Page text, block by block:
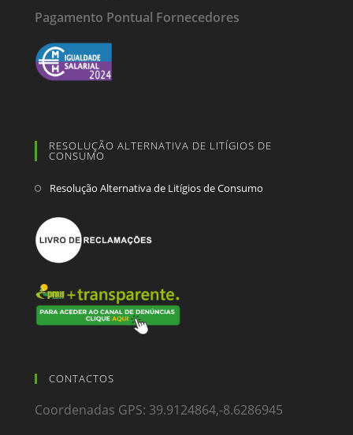
Pagamento Pontual Fornecedores
RESOLUÇÃO ALTERNATIVA DE LITÍGIOS DE
CONSUMO
Resolução Alternativa de Litígios de Consumo
CONTACTOS
Coordenadas GPS: 39.9124864,-8.6286945